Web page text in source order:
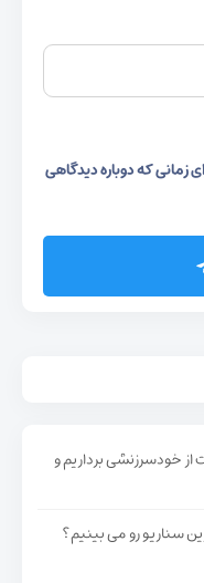
زمانی که دوباره دیدگاهی
خودسرزنشی برداریم و
سناریو رو می بینیم؟